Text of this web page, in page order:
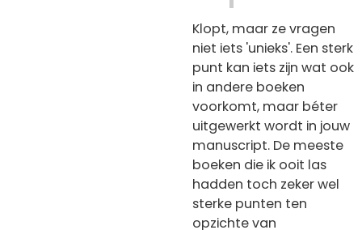
Klopt, maar ze vragen
niet iets 'unieks'. Een sterk
punt kan iets zijn wat ook
in andere boeken
voorkomt, maar béter
uitgewerkt wordt in jouw
manuscript. De meeste
boeken die ik ooit las
hadden toch zeker wel
sterke punten ten
opzichte van